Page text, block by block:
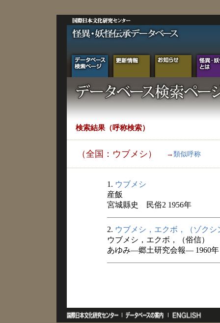
検索結果（呼称検索）
（全国：ウブメシ） → 類似呼称
1. ウブメシ
産飯
宮城縣史 民俗2 1956年
2. ウブメシ，エクボ，（ゾクシ
ウブメシ，エクボ，（俗信）
あゆみ―郷土研究会報― 1960年